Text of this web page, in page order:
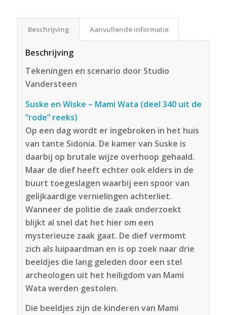
Beschrijving Aanvullende informatie
Beschrijving
Tekeningen en scenario door Studio
Vandersteen
Suske en Wiske – Mami Wata (deel 340 uit de
“rode” reeks)
Op een dag wordt er ingebroken in het huis
van tante Sidonia. De kamer van Suske is
daarbij op brutale wijze overhoop gehaald.
Maar de dief heeft echter ook elders in de
buurt toegeslagen waarbij een spoor van
gelijkaardige vernielingen achterliet.
Wanneer de politie de zaak onderzoekt
blijkt al snel dat het hier om een
mysterieuze zaak gaat. De dief vermomt
zich als luipaardman en is op zoek naar drie
beeldjes die lang geleden door een stel
archeologen uit het heiligdom van Mami
Wata werden gestolen.
Die beeldjes zijn de kinderen van Mami